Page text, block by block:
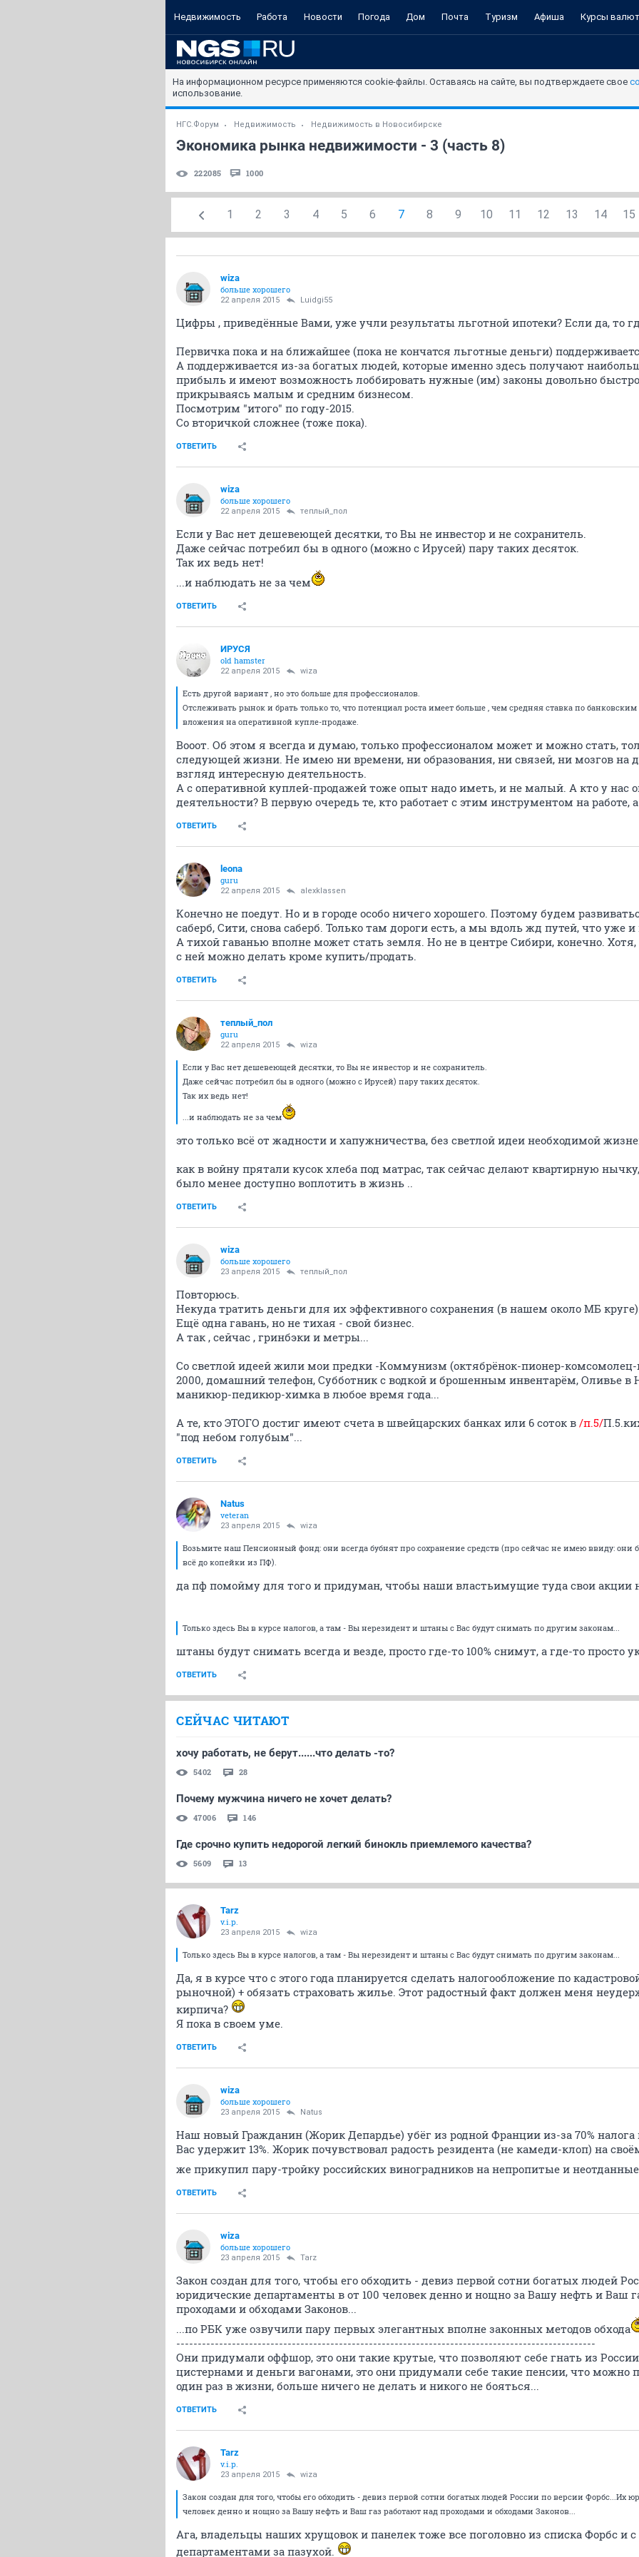
Недвижимость Работа Новости Погода Дом Почта Туризм Афиша Курсы валют
На информационном ресурсе применяются cookie-файлы. Оставаясь на сайте, вы подтверждаете свое
использование.
НГС.Форум Недвижимость Недвижимость в Новосибирске
Экономика рынка недвижимости - 3 (часть 8)
222085 1000
1 2 3 4 5 6 7 8 9 10 11 12 13 14 15
wiza
больше хорошего
22 апреля 2015 Luidgi55
Цифры , приведённые Вами, уже учли результаты льготной ипотеки? Если да, то
Первичка пока и на ближайшее (пока не кончатся льготные деньги)
А поддерживается из-за богатых людей, которые именно здесь получают
прибыль и имеют возможность лоббировать нужные (им) законы довольно
прикрываясь малым и средним бизнесом.
Посмотрим "итого" по году-2015.
Со вторичкой сложнее (тоже пока).
ОТВЕТИТЬ
wiza
больше хорошего
22 апреля 2015 теплый_пол
Если у Вас нет дешевеющей десятки, то Вы не инвестор и не сохранитель.
Даже сейчас потребил бы в одного (можно с Ирусей) пару таких десяток.
Так их ведь нет!
...и наблюдать не за чем
ОТВЕТИТЬ
ИРУСЯ
old hamster
22 апреля 2015 wiza
Есть другой вариант , но это больше для профессионалов.
Отслеживать рынок и брать только то, что потенциал роста имеет больше , чем средняя ставка по банковским
вложения на оперативной купле-продаже.
Вооот. Об этом я всегда и думаю, только профессионалом может и можно стать,
следующей жизни. Не имею ни времени, ни образования, ни связей, ни мозгов на
взгляд интересную деятельность.
А с оперативной куплей-продажей тоже опыт надо иметь, и не малый. А кто у
деятельности? В первую очередь те, кто работает с этим инструментом на работе,
ОТВЕТИТЬ
leona
guru
22 апреля 2015 alexklassen
Конечно не поедут. Но и в городе особо ничего хорошего. Поэтому будем
саберб, Сити, снова саберб. Только там дороги есть, а мы вдоль жд путей, что уже
А тихой гаванью вполне может стать земля. Но не в центре Сибири, конечно.
с ней можно делать кроме купить/продать.
ОТВЕТИТЬ
теплый_пол
guru
22 апреля 2015 wiza
Если у Вас нет дешевеющей десятки, то Вы не инвестор и не сохранитель.
Даже сейчас потребил бы в одного (можно с Ирусей) пару таких десяток.
Так их ведь нет!
...и наблюдать не за чем
это только всё от жадности и хапужничества, без светлой идеи необходимой
как в войну прятали кусок хлеба под матрас, так сейчас делают квартирную
было менее доступно воплотить в жизнь ..
ОТВЕТИТЬ
wiza
больше хорошего
23 апреля 2015 теплый_пол
Повторюсь.
Некуда тратить деньги для их эффективного сохранения (в нашем около МБ
Ещё одна гавань, но не тихая - свой бизнес.
А так , сейчас , гринбэки и метры...
Со светлой идеей жили мои предки -Коммунизм (октябрёнок-пионер-
2000, домашний телефон, Субботник с водкой и брошенным инвентарём, Оливье в
маникюр-педикюр-химка в любое время года...
А те, кто ЭТОГО достиг имеют счета в швейцарских банках или 6 соток в /п.5/
"под небом голубым"...
ОТВЕТИТЬ
Natus
veteran
23 апреля 2015 wiza
Возьмите наш Пенсионный фонд: они всегда бубнят про сохранение средств (про сейчас не имею ввиду: они
всё до копейки из ПФ).
да пф помойму для того и придуман, чтобы наши властьимущие туда свои акции
Только здесь Вы в курсе налогов, а там - Вы нерезидент и штаны с Вас будут снимать по другим законам...
штаны будут снимать всегда и везде, просто где-то 100% снимут, а где-то просто
ОТВЕТИТЬ
СЕЙЧАС ЧИТАЮТ
хочу работать, не берут......что делать -то?
5402 28
Почему мужчина ничего не хочет делать?
47006 146
Где срочно купить недорогой легкий бинокль приемлемого качества?
5609 13
Tarz
v.i.p.
23 апреля 2015 wiza
Только здесь Вы в курсе налогов, а там - Вы нерезидент и штаны с Вас будут снимать по другим законам...
Да, я в курсе что с этого года планируется сделать налогообложение по
рыночной) + обязать страховать жилье. Этот радостный факт должен меня
кирпича?
Я пока в своем уме.
ОТВЕТИТЬ
wiza
больше хорошего
23 апреля 2015 Natus
Наш новый Гражданин (Жорик Депардье) убёг из родной Франции из-за 70%
Вас удержит 13%. Жорик почувствовал радость резидента (не камеди-клоп) на
же прикупил пару-тройку российских виноградников на непропитые и
ОТВЕТИТЬ
wiza
больше хорошего
23 апреля 2015 Tarz
Закон создан для того, чтобы его обходить - девиз первой сотни богатых людей
юридические департаменты в от 100 человек денно и нощно за Вашу нефть и Ваш
проходами и обходами Законов...
...по РБК уже озвучили пару первых элегантных вполне законных методов обхода
--------------------------------------------------------------------------------------------------
Они придумали оффшор, это они такие крутые, что позволяют себе гнать из
цистернами и деньги вагонами, это они придумали себе такие пенсии, что можно
один раз в жизни, больше ничего не делать и никого не бояться...
ОТВЕТИТЬ
Tarz
v.i.p.
23 апреля 2015 wiza
Закон создан для того, чтобы его обходить - девиз первой сотни богатых людей России по версии Форбс...Их
человек денно и нощно за Вашу нефть и Ваш газ работают над проходами и обходами Законов...
Ага, владельцы наших хрущовок и панелек тоже все поголовно из списка Форбс и
департаментами за пазухой.